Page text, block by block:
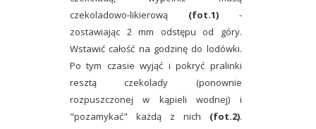
czekoladowo-likierową (fot.1)-
zostawiając 2 mm odstępu od góry.
Wstawić całość na godzinę do lodówki.
Po tym czasie wyjąć i pokryć pralinki
resztą czekolady (ponownie
rozpuszczonej w kąpieli wodnej) i
"pozamykać" każdą z nich (fot.2).